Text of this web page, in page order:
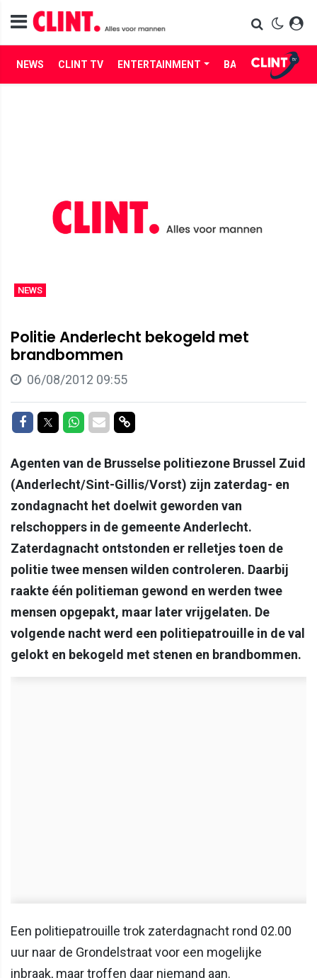
NEWS CLINT TV ENTERTAINMENT BABES LIFE
NEWS
Politie Anderlecht bekogeld met
brandbommen
06/08/2012 09:55
Delen op Facebook
Delen op Twitter
Delen op Whatsapp
Delen via Mail
Delen via link
Agenten van de Brusselse politiezone Brussel Zuid
(Anderlecht/Sint-Gillis/Vorst) zijn zaterdag- en
zondagnacht het doelwit geworden van
relschoppers in de gemeente Anderlecht.
Zaterdagnacht ontstonden er relletjes toen de
politie twee mensen wilden controleren. Daarbij
raakte één politieman gewond en werden twee
mensen opgepakt, maar later vrijgelaten. De
volgende nacht werd een politiepatrouille in de val
gelokt en bekogeld met stenen en brandbommen.
Een politiepatrouille trok zaterdagnacht rond 02.00
uur naar de Grondelstraat voor een mogelijke
inbraak, maar troffen daar niemand aan.